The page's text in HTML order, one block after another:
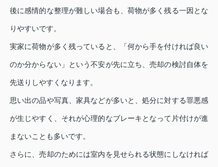
後に感情的な整理が難しい場合も、荷物が多く残る一因とな
りやすいです。
実家に荷物が多く残っていると、「何から手を付ければ良い
のか分からない」という不安が先に立ち、売却の検討自体を
先送りしやすくなります。
思い出の品や写真、家具などが多いと、処分に対する罪悪感
が生じやすく、それが心理的なブレーキとなって片付けが進
まないことも多いです。
さらに、売却のためには室内を見せられる状態にしなければ